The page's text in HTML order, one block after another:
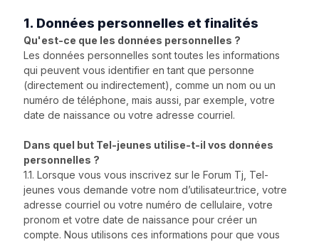
1. Données personnelles et finalités
Qu'est-ce que les données personnelles ?
Les données personnelles sont toutes les informations
qui peuvent vous identifier en tant que personne
(directement ou indirectement), comme un nom ou un
numéro de téléphone, mais aussi, par exemple, votre
date de naissance ou votre adresse courriel.
Dans quel but Tel-jeunes utilise-t-il vos données
personnelles ?
1.1. Lorsque vous vous inscrivez sur le Forum Tj, Tel-
jeunes vous demande votre nom d’utilisateur.trice, votre
adresse courriel ou votre numéro de cellulaire, votre
pronom et votre date de naissance pour créer un
compte. Nous utilisons ces informations pour que vous